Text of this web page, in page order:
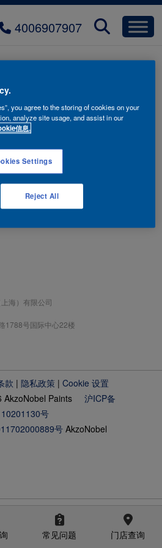
4006907907
36/203
海）有限公司
1788号国际中心22楼
款 |隐私政策 |Cookie 设置
AkzoNobel Paints沪ICP备
10201130号
号 AkzoNobel
常见问题 门店查询
you agree to the storing of cookies on your
analyze site usage, and assist in our
信息.
Settings
Reject All